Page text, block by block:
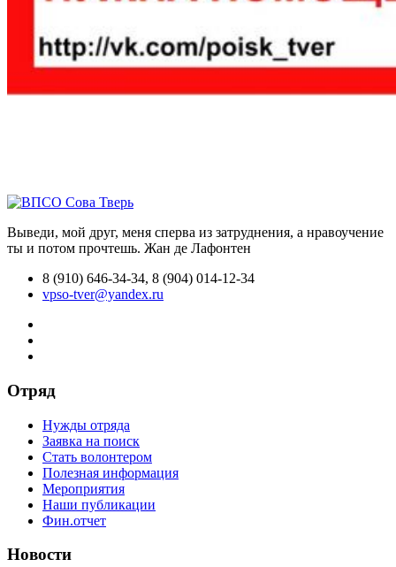
Выведи, мой друг, меня сперва из затруднения, а нравоучение
ты и потом прочтешь. Жан де Лафонтен
8 (910) 646-34-34, 8 (904) 014-12-34
vpso-tver@yandex.ru
Отряд
Нужды отряда
Заявка на поиск
Стать волонтером
Полезная информация
Мероприятия
Наши публикации
Фин.отчет
Новости